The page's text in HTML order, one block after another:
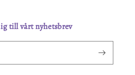
till vårt nyhetsbrev